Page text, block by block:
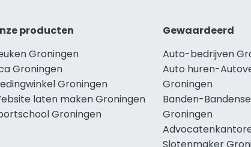
producten
Groningen
Groningen
Groningen
laten maken Groningen
Groningen
Gewaardeerd
Auto-bedrijven
Auto huren-
Groningen
Banden-
Groningen